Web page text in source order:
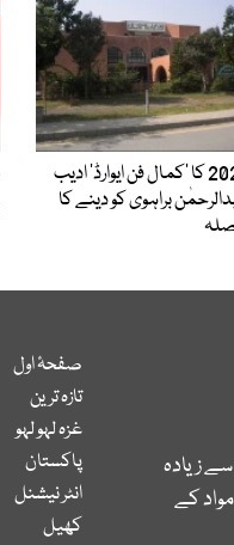
2025 کا ’کمال فن ایوارڈ‘ ادیب
براہوی کو دینے کا
زیادہ
کے
صفحۂ اول
تازہ ترین
غزہ لہو لہو
پاکستان
انٹر نیشنل
کھیل